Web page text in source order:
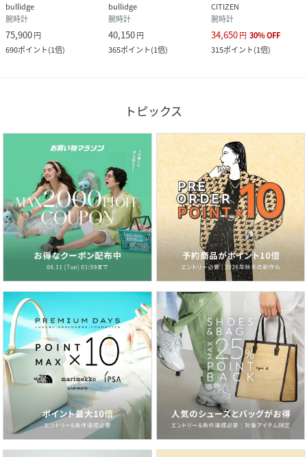
bullidge
腕時計
75,900円
690ポイント(1倍)
bullidge
腕時計
40,150円
365ポイント(1倍)
CITIZEN
腕時計
34,650円 30%OFF
315ポイント(1倍)
トピックス